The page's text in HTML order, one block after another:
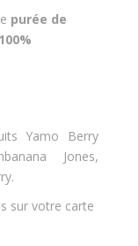
purée de
100%
Yamo Berry
Jones,
sur votre carte